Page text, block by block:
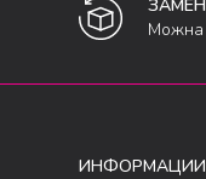
Можна
ИНФОРМАЦИИ